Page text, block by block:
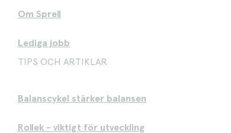
Om Sprell
Lediga jobb
TIPS OCH ARTIKLAR
Balanscykel stärker balansen
Rollek - viktigt för utveckling